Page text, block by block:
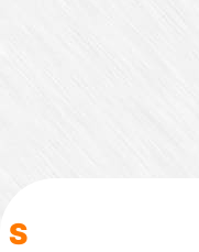
S